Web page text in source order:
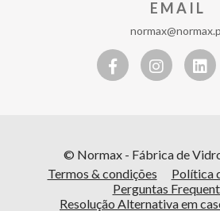
EMAIL
© Normax - Fábrica de
Termos & condições
Política
Perguntas
Resolução Alternativa em